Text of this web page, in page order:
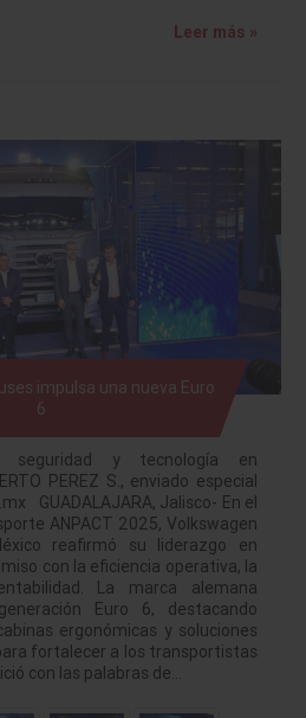
Leer más »
impulsa una nueva Euro
6
seguridad y tecnología en
PEREZ S., enviado especial
GUADALAJARA, Jalisco- En el
ANPACT 2025, Volkswagen
reafirmó su liderazgo en
con la eficiencia operativa, la
La marca alemana
Euro 6, destacando
ergonómicas y soluciones
fortalecer a los transportistas
con las palabras de…